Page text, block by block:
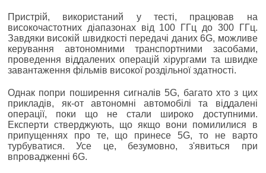
Пристрій, використаний у тесті, працював на
високочастотних діапазонах від 100 ГГц до 300 ГГц.
Завдяки високій швидкості передачі даних 6G, можливе
керування автономними транспортними засобами,
проведення віддалених операцій хірургами та швидке
завантаження фільмів високої роздільної здатності.
Однак попри поширення сигналів 5G, багато хто з цих
прикладів, як-от автономні автомобілі та віддалені
операції, поки що не стали широко доступними.
Експерти стверджують, що якщо вони помилилися в
припущеннях про те, що принесе 5G, то не варто
турбуватися. Усе це, безумовно, з'явиться при
впровадженні 6G.